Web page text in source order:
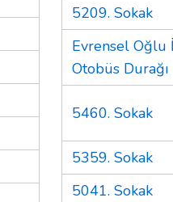
5209. Sokak
Evrensel
Otobüs Durağı
5460. Sokak
5359. Sokak
5041. Sokak